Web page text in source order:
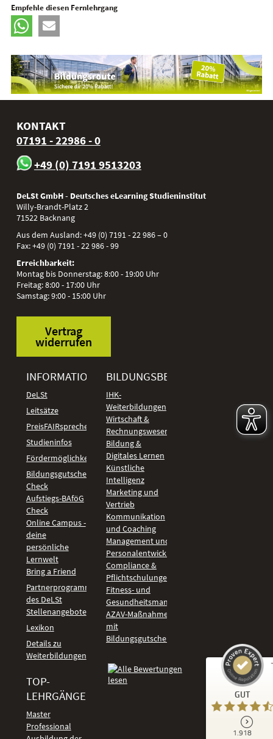
Empfehle diesen Fernlehrgang
KONTAKT
07191 - 22986 - 0
+49 (0) 7191 9513203
DeLSt GmbH - Deutsches eLearning Studieninstitut
Willy-Brandt-Platz 2
71522 Backnang
Aus dem Ausland:+49 (0) 7191 - 22 986 – 0
Fax:+49 (0) 7191 - 22 986 - 99
Erreichbarkeit:
Montag bis Donnerstag: 8:00 - 19:00 Uhr
Freitag: 8:00 - 17:00 Uhr
Samstag: 9:00 - 15:00 Uhr
Vertrag
widerrufen
INFORMATIONEN
DeLSt
Leitsätze
PreisFAIRsprechen
Studieninfos
Fördermöglichkeiten
Bildungsgutschein
Check
Aufstiegs-BAföG
Check
Online Campus -
deine
persönliche
Lernwelt
Bring a Friend
Partnerprogramm
des DeLSt
Stellenangebote
Lexikon
Details zu
Weiterbildungen
TOP-
LEHRGÄNGE
Master
Professional
BILDUNGSBEREICHE
IHK-
Weiterbildungen
Wirtschaft &
Rechnungswesen
Bildung &
Digitales Lernen
Künstliche
Intelligenz
Marketing und
Vertrieb
Kommunikation
und Coaching
Management und
Personalentwicklung
Compliance &
Pflichtschulungen
Fitness- und
Gesundheitsmanagement
AZAV-Maßnahmen
mit
Bildungsgutschein
GUT
1.918
Kundenbewertungen und Erfahrungen zu
DeLSt - Deutsches eLearning Studieninstitut